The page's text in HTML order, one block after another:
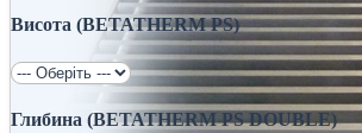
Висота (BETATHERM PS)
Глибина (BETATHERM PS DOUBLE)